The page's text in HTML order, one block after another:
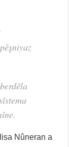
Nûneran a